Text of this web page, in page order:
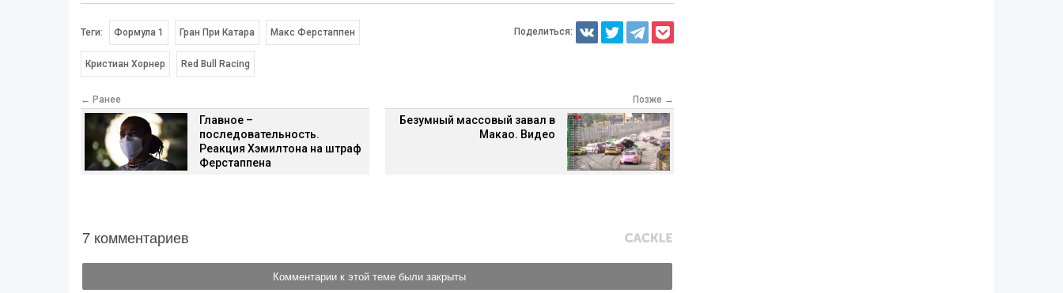
Теги: Формула 1 Гран При Катара Макс Ферстаппен
Кристиан Хорнер Red Bull Racing
Поделиться:
← Ранее
Главное –
последовательность.
Реакция Хэмилтона на штраф
Ферстаппена
Позже →
Безумный массовый завал в
Макао. Видео
7 комментариев
Комментарии к этой теме были закрыты